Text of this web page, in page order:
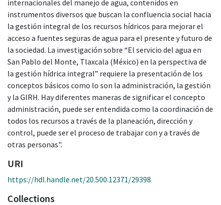
internacionales del manejo de agua, contenidos en
instrumentos diversos que buscan la confluencia social hacia
la gestión integral de los recursos hídricos para mejorar el
acceso a fuentes seguras de agua para el presente y futuro de
la sociedad. La investigación sobre “El servicio del agua en
San Pablo del Monte, Tlaxcala (México) en la perspectiva de
la gestión hídrica integral” requiere la presentación de los
conceptos básicos como lo son la administración, la gestión
y la GIRH. Hay diferentes maneras de significar el concepto
administración, puede ser entendida como la coordinación de
todos los recursos a través de la planeación, dirección y
control, puede ser el proceso de trabajar con y a través de
otras personas".
URI
https://hdl.handle.net/20.500.12371/29398
Collections